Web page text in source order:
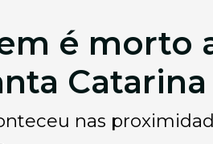
é morto
Catarina
nas